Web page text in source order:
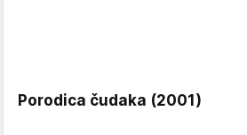
Porodica čudaka (2001)